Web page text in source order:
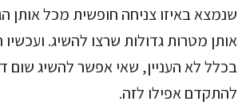
שנמצא באיזו צניחה חופשית מכל אותן
אותן מטרות גדולות שרצו להשיג.
בכלל לא העניין, שאי אפשר להשיג
להתקדם אפילו לזה.